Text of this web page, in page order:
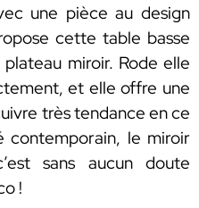
une pièce au design
cette table basse
miroir. Rode elle
et elle offre une
très tendance en ce
le miroir
sans aucun doute
!